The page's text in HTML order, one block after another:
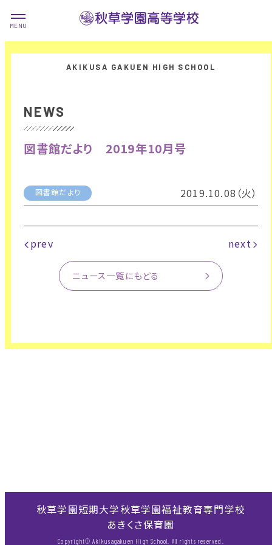
NEWS
図書館だより 2019年10月号
図書館だより 2019.10.08（火）
prev next
ニュース一覧にもどる
秋草学園短期大学秋草学園福祉教育専門学校
あきくさ保育園
Copyright© Akikusagakuen High School. All rights reserved.